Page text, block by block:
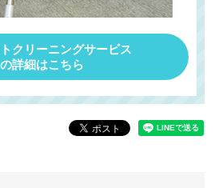
クリーニングサービス
の詳細はこちら